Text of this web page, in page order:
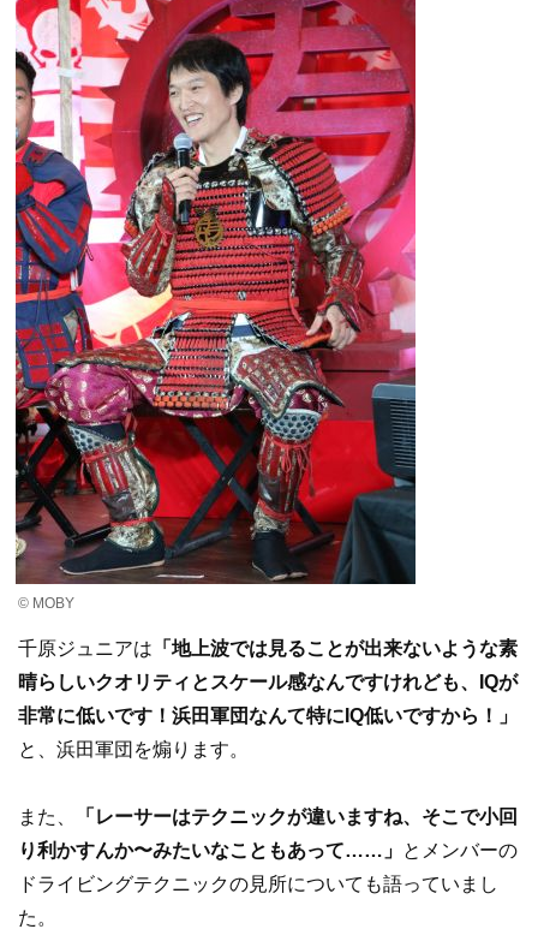
© MOBY
千原ジュニアは 「地上波では見ることが出来ないような素
晴らしいクオリティとスケール感なんですけれども、IQが
非常に低いです！浜田軍団なんて特にIQ低いですから！」
と、浜田軍団を煽ります。
また、
「レーサーはテクニックが違いますね、そこで小回
り利かすんか〜みたいなこともあって……」 とメンバーの
ドライビングテクニックの見所についても語っていまし
た。